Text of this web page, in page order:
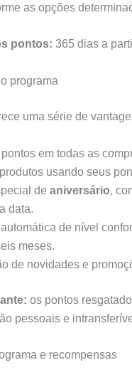
as opções
pontos: 365 dias a
programa
uma série de
em todas as
usando seus
de aniversário,
data.
de nível
meses.
de novidades e
os pontos
pessoais e
e recompensas